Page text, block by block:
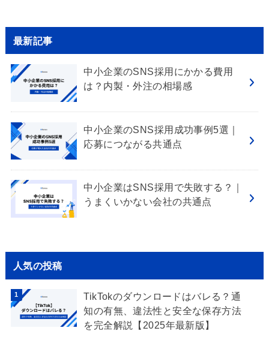
最新記事
中小企業のSNS採用にかかる費用
は？内製・外注の相場感
中小企業のSNS採用成功事例5選｜
応募につながる共通点
中小企業はSNS採用で失敗する？｜
うまくいかない会社の共通点
人気の投稿
TikTokのダウンロードはバレる？通
知の有無、違法性と安全な保存方法
を完全解説【2025年最新版】